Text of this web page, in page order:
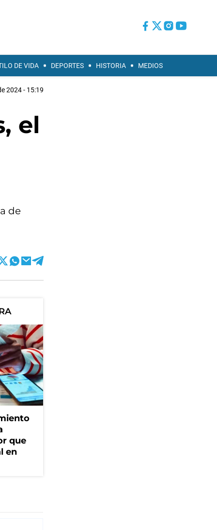
DE VIDA DEPORTES HISTORIA MEDIOS
2024 - 15:19
el
de
que
en